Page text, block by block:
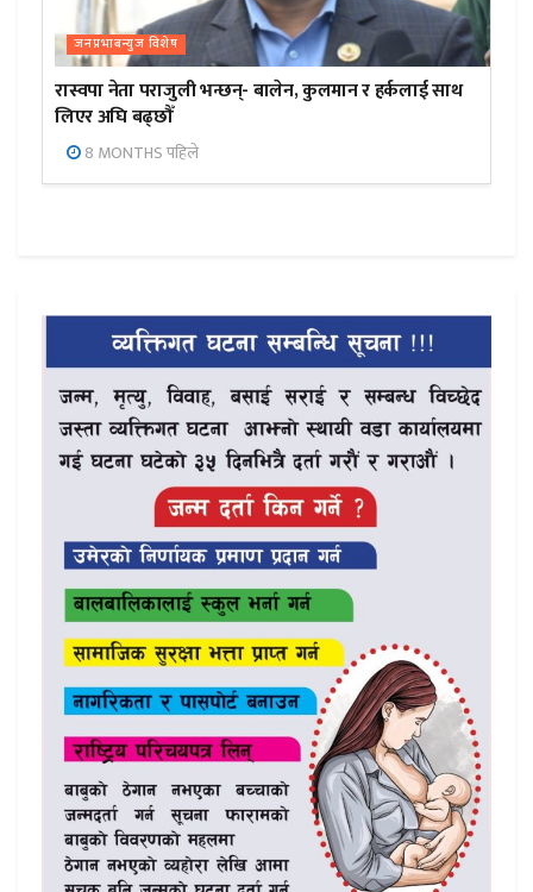
जनप्रभाबन्युज विशेष
रास्वपा नेता पराजुली भन्छन्- बालेन, कुलमान र हर्कलाई साथ
लिएर अघि बढ्छौँ
8 MONTHS पहिले